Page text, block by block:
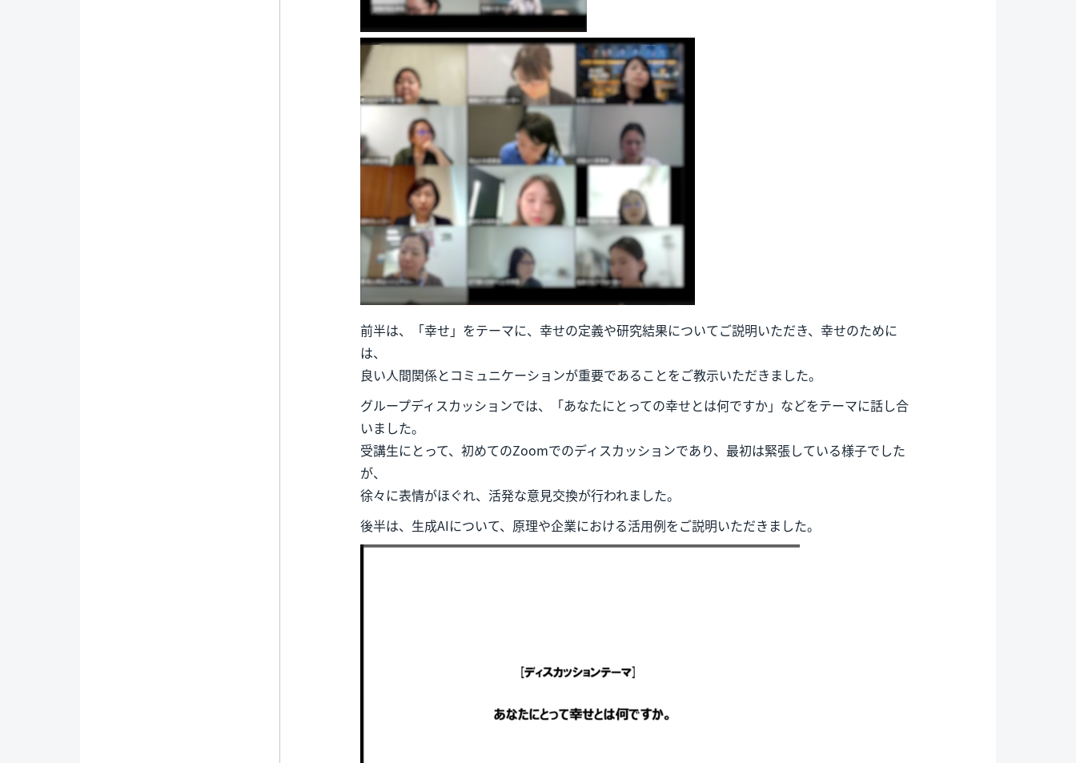
前半は、「幸せ」をテーマに、幸せの定義や研究結果についてご説明いただき、幸せのために
は、
良い人間関係とコミュニケーションが重要であることをご教示いただきました。
グループディスカッションでは、「あなたにとっての幸せとは何ですか」などをテーマに話し合
いました。
受講生にとって、初めてのZoomでのディスカッションであり、最初は緊張している様子でした
が、
徐々に表情がほぐれ、活発な意見交換が行われました。
後半は、生成AIについて、原理や企業における活用例をご説明いただきました。